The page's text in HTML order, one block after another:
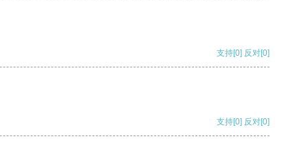
支持[0] 反对[0]
支持[0] 反对[0]